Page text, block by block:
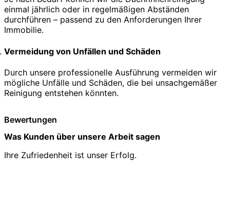
einmal jährlich oder in regelmäßigen Abständen
durchführen – passend zu den Anforderungen Ihrer
Immobilie.
Vermeidung von Unfällen und Schäden
Durch unsere professionelle Ausführung vermeiden wir
mögliche Unfälle und Schäden, die bei unsachgemäßer
Reinigung entstehen könnten.
Bewertungen
Was Kunden über unsere Arbeit sagen
Ihre Zufriedenheit ist unser Erfolg.